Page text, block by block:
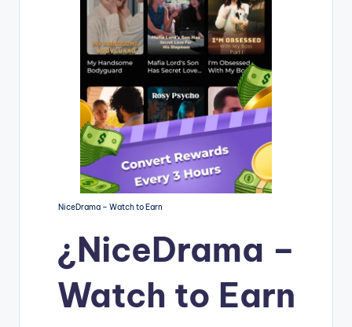
NiceDrama – Watch to Earn
¿NiceDrama –
Watch to Earn